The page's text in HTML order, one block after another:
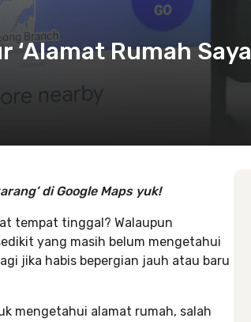
‘Alamat Rumah Saya
di Google Maps yuk!
tempat tinggal? Walaupun
yang masih belum mengetahui
jika habis bepergian jauh atau baru
mengetahui alamat rumah, salah